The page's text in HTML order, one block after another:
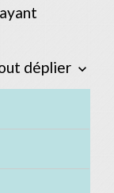
déplier keyboard_arrow_down